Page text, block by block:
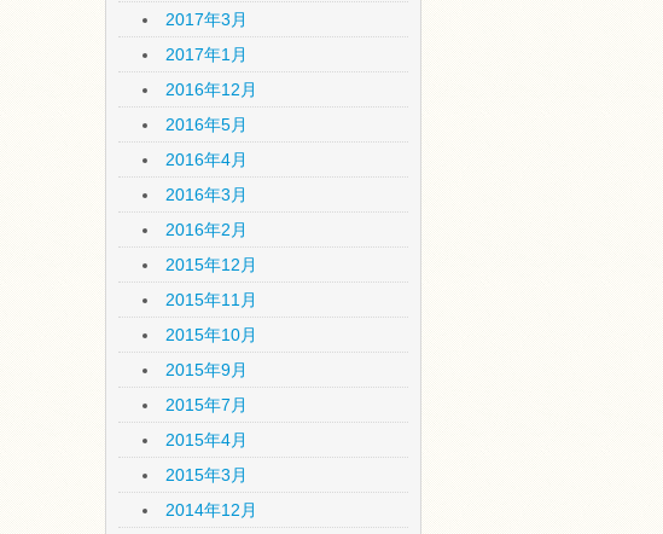
2017年3月
2017年1月
2016年12月
2016年5月
2016年4月
2016年3月
2016年2月
2015年12月
2015年11月
2015年10月
2015年9月
2015年7月
2015年4月
2015年3月
2014年12月